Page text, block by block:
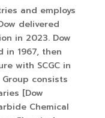
and employs
delivered
in 2023. Dow
in 1967, then
with SCGC in
consists
[Dow
Chemical